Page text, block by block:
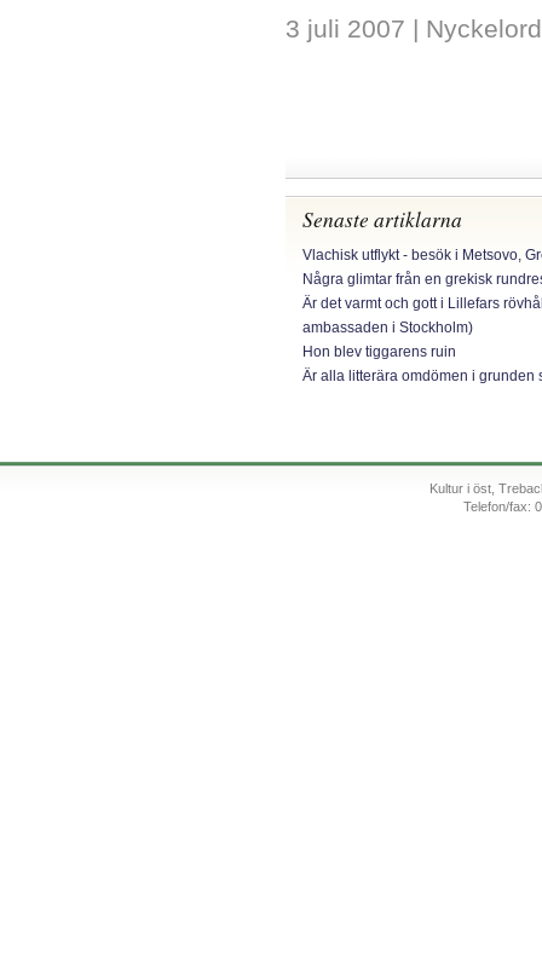
3 juli 2007 |
Senaste artiklarna
Vlachisk utflykt - besök i Metsovo,
Några glimtar från en grekisk
Är det varmt och gott i Lillefars
ambassaden i Stockholm)
Hon blev tiggarens ruin
Är alla litterära omdömen i grunden
Kultur i öst,
Telefon/fax: